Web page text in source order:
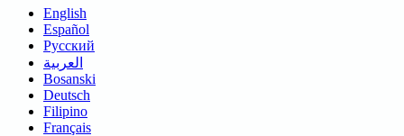
English
Español
Русский
العربية
Bosanski
Deutsch
Filipino
Français